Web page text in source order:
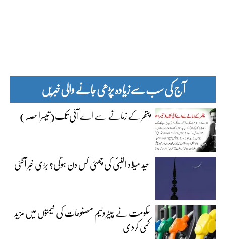
آج کی سب سے زیادہ پڑھی جانے والی خبریں
پتھر کے زمانے سے اے آئی تک(تیسرا حصہ)
عید میلاد النبیؐ کی چھٹی کس دن ہوگی؟ بڑی خبر آگئی
حکومت نے پیٹرولیم مصنوعات کی قیمتوں میں مزید
کمی کردی